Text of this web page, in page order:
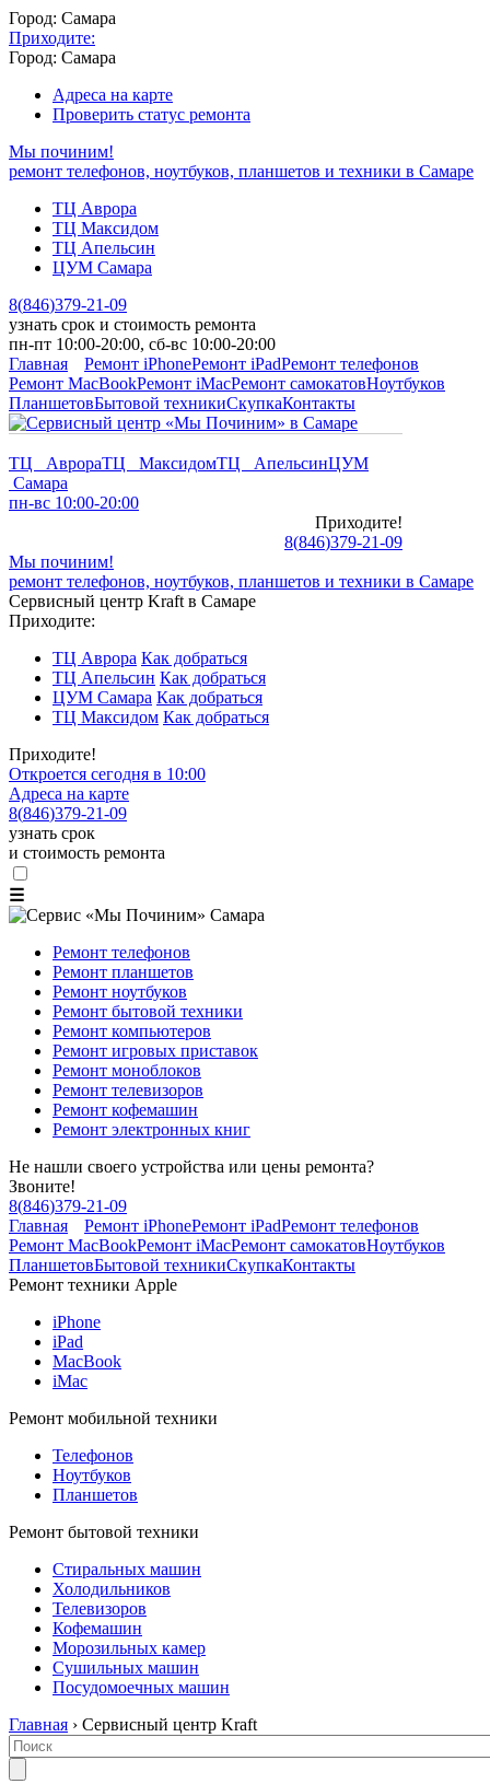
Город: Самара
Приходите:
Город: Самара
Адреса на карте
Проверить статус ремонта
Мы починим!
ремонт телефонов, ноутбуков, планшетов и техники в Самаре
ТЦ Аврора
ТЦ Максидом
ТЦ Апельсин
ЦУМ Самара
8(846)379-21-09
узнать срок и стоимость ремонта
пн-пт 10:00-20:00, сб-вс 10:00-20:00
Главная
Ремонт iPhoneРемонт iPadРемонт телефонов
Ремонт MacBookРемонт iMacРемонт самокатовНоутбуков
ПланшетовБытовой техникиСкупкаКонтакты
ТЦ АврораТЦ МаксидомТЦ АпельсинЦУМ
Самара
пн-вс 10:00-20:00
Приходите!
8(846)379-21-09
Мы починим!
ремонт телефонов, ноутбуков, планшетов и техники в Самаре
Сервисный центр Kraft в Самаре
Приходите:
ТЦ Аврора Как добраться
ТЦ Апельсин Как добраться
ЦУМ Самара Как добраться
ТЦ Максидом Как добраться
Приходите!
Откроется сегодня в 10:00
Адреса на карте
8(846)379-21-09
узнать срок
и стоимость ремонта
☰
Ремонт телефонов
Ремонт планшетов
Ремонт ноутбуков
Ремонт бытовой техники
Ремонт компьютеров
Ремонт игровых приставок
Ремонт моноблоков
Ремонт телевизоров
Ремонт кофемашин
Ремонт электронных книг
Не нашли своего устройства или цены ремонта?
Звоните!
8(846)379-21-09
Главная
Ремонт iPhoneРемонт iPadРемонт телефонов
Ремонт MacBookРемонт iMacРемонт самокатовНоутбуков
ПланшетовБытовой техникиСкупкаКонтакты
Ремонт техники Apple
iPhone
iPad
MacBook
iMac
Ремонт мобильной техники
Телефонов
Ноутбуков
Планшетов
Ремонт бытовой техники
Стиральных машин
Холодильников
Телевизоров
Кофемашин
Морозильных камер
Сушильных машин
Посудомоечных машин
Главная › Сервисный центр Kraft